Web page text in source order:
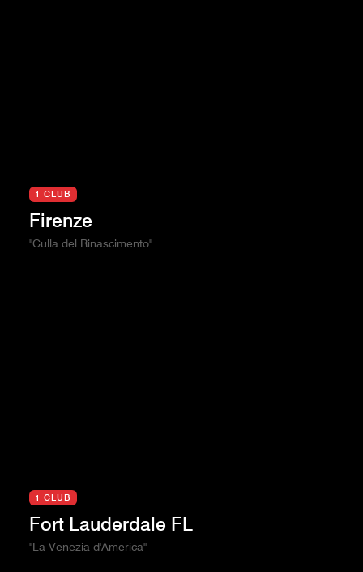
1 CLUB
Firenze
"Culla del Rinascimento"
1 CLUB
Fort Lauderdale FL
"La Venezia d'America"